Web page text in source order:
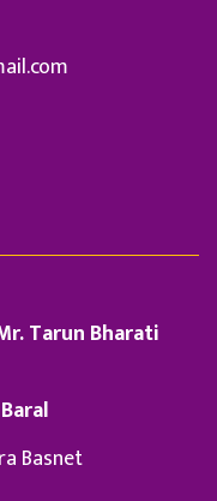
Tarun Bharati
Basnet